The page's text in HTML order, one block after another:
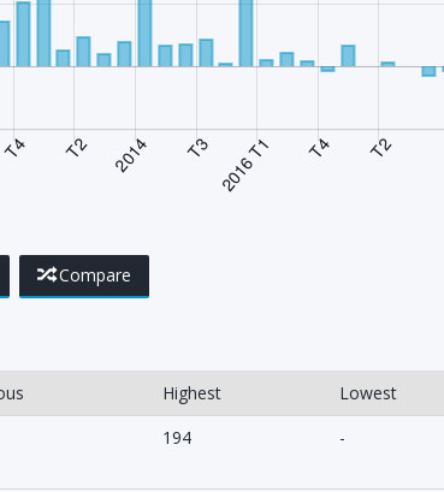
Compare
Highest Lowest
194 -